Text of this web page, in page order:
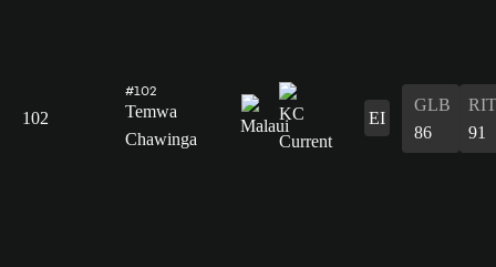
102
#102
Temwa
Chawinga
EI
GLB
86
RIT
91